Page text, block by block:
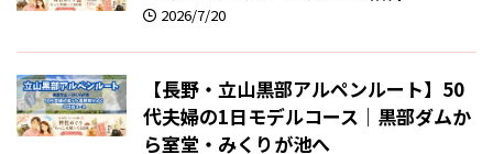
2026/7/20
【長野・立山黒部アルペンルート】50
代夫婦の1日モデルコース｜黒部ダムか
ら室堂・みくりが池へ